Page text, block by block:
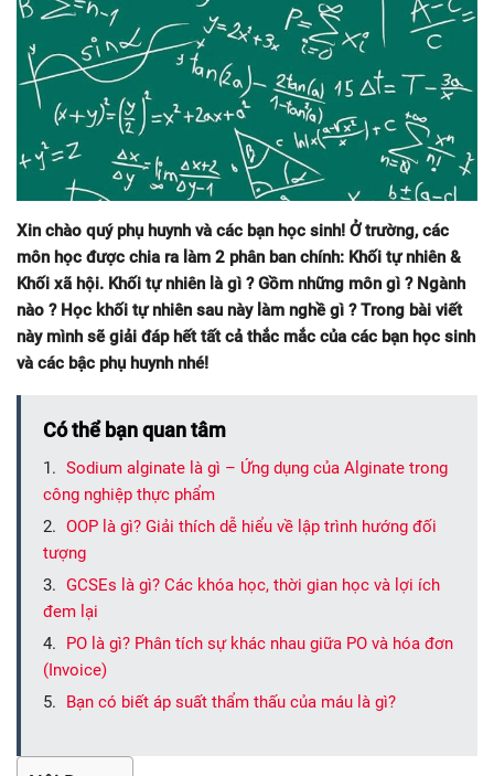
Xin chào quý phụ huynh và các bạn học sinh! Ở trường, các
môn học được chia ra làm 2 phân ban chính: Khối tự nhiên &
Khối xã hội. Khối tự nhiên là gì ? Gồm những môn gì ? Ngành
nào ? Học khối tự nhiên sau này làm nghề gì ? Trong bài viết
này mình sẽ giải đáp hết tất cả thắc mắc của các bạn học sinh
và các bậc phụ huynh nhé!
Có thể bạn quan tâm
Sodium alginate là gì – Ứng dụng của Alginate trong
công nghiệp thực phẩm
OOP là gì? Giải thích dễ hiểu về lập trình hướng đối
tượng
GCSEs là gì? Các khóa học, thời gian học và lợi ích
đem lại
PO là gì? Phân tích sự khác nhau giữa PO và hóa đơn
(Invoice)
Bạn có biết áp suất thẩm thấu của máu là gì?